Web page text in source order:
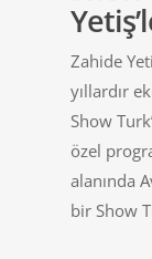
Zahide
yıllardır
Show
özel
alanında
bir Show